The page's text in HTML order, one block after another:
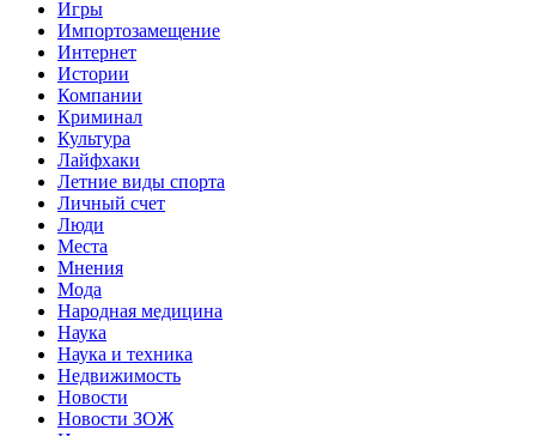
Игры
Импортозамещение
Интернет
Истории
Компании
Криминал
Культура
Лайфхаки
Летние виды спорта
Личный счет
Люди
Места
Мнения
Мода
Народная медицина
Наука
Наука и техника
Недвижимость
Новости
Новости ЗОЖ